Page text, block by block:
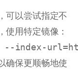
可以尝试指定不
使用特定镜像：
确保更顺畅地使